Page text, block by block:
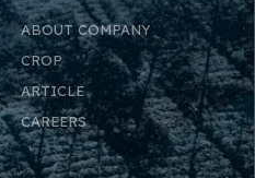
ABOUT COMPANY
CROP
ARTICLE
CAREERS